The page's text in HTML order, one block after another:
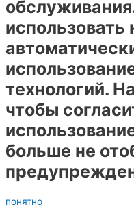
использовать
технологий.
чтобы
больше не
понятно